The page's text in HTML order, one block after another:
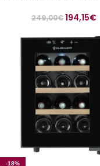
249,00€ 194,15€
-18%